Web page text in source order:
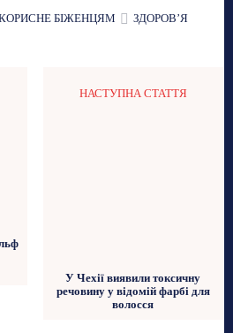
БІЖЕНЦЯМ ЗДОРОВʼЯ
НАСТУПНА СТАТТЯ
У Чехії виявили токсичну
речовину у відомій фарбі для
волосся